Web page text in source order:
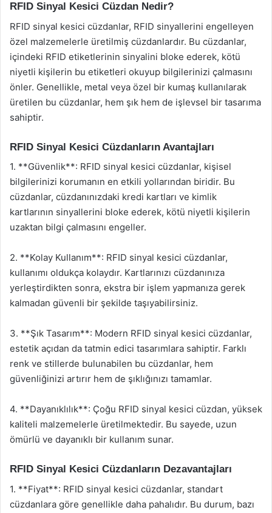
RFID Sinyal Kesici Cüzdan Nedir?
RFID sinyal kesici cüzdanlar, RFID sinyallerini engelleyen
özel malzemelerle üretilmiş cüzdanlardır. Bu cüzdanlar,
içindeki RFID etiketlerinin sinyalini bloke ederek, kötü
niyetli kişilerin bu etiketleri okuyup bilgilerinizi çalmasını
önler. Genellikle, metal veya özel bir kumaş kullanılarak
üretilen bu cüzdanlar, hem şık hem de işlevsel bir tasarıma
sahiptir.
RFID Sinyal Kesici Cüzdanların Avantajları
1. **Güvenlik**: RFID sinyal kesici cüzdanlar, kişisel
bilgilerinizi korumanın en etkili yollarından biridir. Bu
cüzdanlar, cüzdanınızdaki kredi kartları ve kimlik
kartlarının sinyallerini bloke ederek, kötü niyetli kişilerin
uzaktan bilgi çalmasını engeller.
2. **Kolay Kullanım**: RFID sinyal kesici cüzdanlar,
kullanımı oldukça kolaydır. Kartlarınızı cüzdanınıza
yerleştirdikten sonra, ekstra bir işlem yapmanıza gerek
kalmadan güvenli bir şekilde taşıyabilirsiniz.
3. **Şık Tasarım**: Modern RFID sinyal kesici cüzdanlar,
estetik açıdan da tatmin edici tasarımlara sahiptir. Farklı
renk ve stillerde bulunabilen bu cüzdanlar, hem
güvenliğinizi artırır hem de şıklığınızı tamamlar.
4. **Dayanıklılık**: Çoğu RFID sinyal kesici cüzdan, yüksek
kaliteli malzemelerle üretilmektedir. Bu sayede, uzun
ömürlü ve dayanıklı bir kullanım sunar.
RFID Sinyal Kesici Cüzdanların Dezavantajları
1. **Fiyat**: RFID sinyal kesici cüzdanlar, standart
cüzdanlara göre genellikle daha pahalıdır. Bu durum, bazı